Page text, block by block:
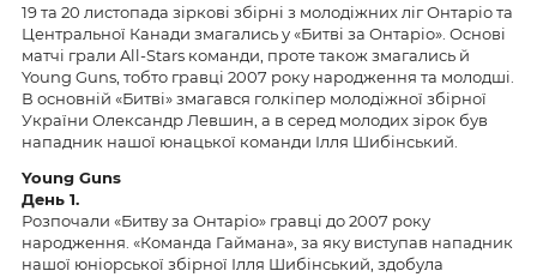
19 та 20 листопада зіркові збірні з молодіжних ліг Онтаріо та
Центральної Канади змагались у «Битві за Онтаріо». Основі
матчі грали All-Stars команди, проте також змагались й
Young Guns, тобто гравці 2007 року народження та молодші.
В основній «Битві» змагався голкіпер молодіжної збірної
України Олександр Левшин, а в серед молодих зірок був
нападник нашої юнацької команди Ілля Шибінський.
Young Guns
День 1.
Розпочали «Битву за Онтаріо» гравці до 2007 року
народження. «Команда Гаймана», за яку виступав нападник
нашої юніорської збірної Ілля Шибінський, здобула